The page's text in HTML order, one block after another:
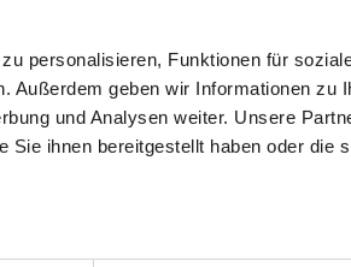
personalisieren, Funktionen für
Außerdem geben wir Informationen zu
und Analysen weiter. Unsere
ihnen bereitgestellt haben oder die